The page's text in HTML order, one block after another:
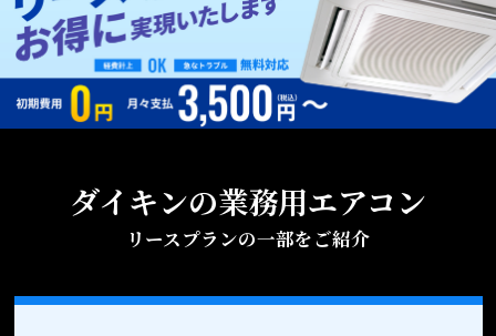
ダイキンの業務用エアコン
リースプランの一部をご紹介